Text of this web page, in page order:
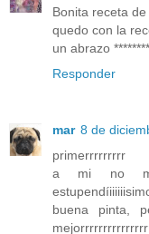
Bonita receta
quedo con la
un abrazo ********
Responder
mar 8 de
primerrrrrrrrr
a mi no me
buena pinta,